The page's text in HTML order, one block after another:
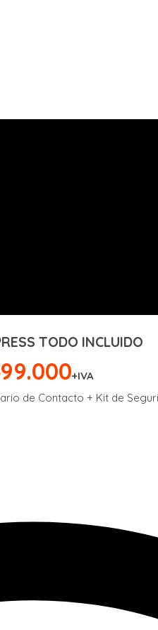
TODO INCLUIDO
+IVA
de Contacto + Kit de